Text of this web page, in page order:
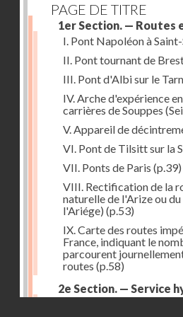
PAGE DE TITRE
1er Section. — Routes
I. Pont Napoléon à
II. Pont tournant de
III. Pont d'Albi sur le Tarn
IV. Arche d'expérience
carrières de Souppes
V. Appareil de
VI. Pont de Tilsitt sur la
VII. Ponts de Paris (p.39)
VIII. Rectification de la
naturelle de l'Arize ou
l'Ariége) (p.53)
IX. Carte des routes
France, indiquant le
parcourent
routes (p.58)
2e Section. — Service